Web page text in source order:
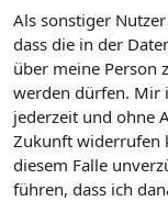
Als sonstiger
dass die in der
über meine Person
werden dürfen. Mir
jederzeit und ohne
Zukunft widerrufen
diesem Falle
führen, dass ich